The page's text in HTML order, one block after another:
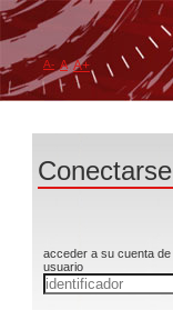
A- A A+
Conectarse
acceder a su cuenta de
usuario